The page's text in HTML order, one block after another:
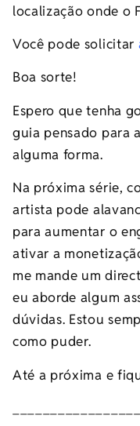
localização onde o
Você pode solicitar
Boa sorte!
Espero que tenha
guia pensado para
alguma forma.
Na próxima série,
artista pode
para aumentar o
ativar a
me mande um
eu aborde algum
dúvidas. Estou
como puder.
Até a próxima e